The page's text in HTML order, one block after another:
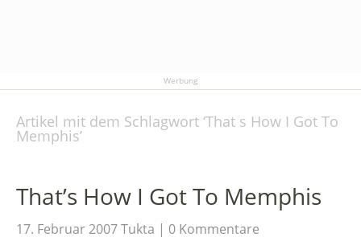
Werbung
Artikel mit dem Schlagwort ‘That s How I Got To
Memphis’
That’s How I Got To Memphis
17. Februar 2007Tukta 0 Kommentare